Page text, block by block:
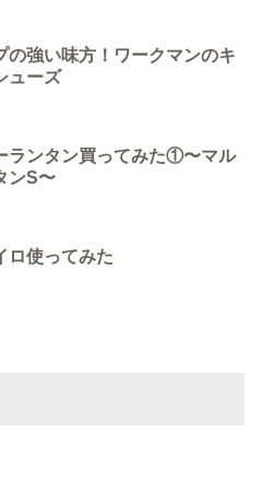
の強い味方！ワークマンのキ
ューズ
ランタン買ってみた①〜マル
ンS〜
ロ使ってみた